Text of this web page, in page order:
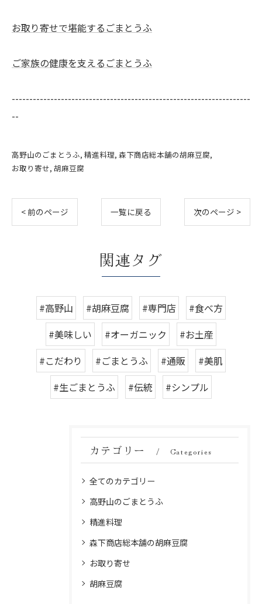
お取り寄せで堪能するごまとうふ
ご家族の健康を支えるごまとうふ
--------------------------------------------------------------------
--
高野山のごまとうふ 精進料理 森下商店総本舗の胡麻豆腐
お取り寄せ 胡麻豆腐
< 前のページ 一覧に戻る 次のページ >
関連タグ
#高野山 #胡麻豆腐 #専門店
#食べ方
#美味しい
#オーガニック
#お土産
#こだわり
#ごまとうふ #通販
#美肌
#生ごまとうふ
#伝統 #シンプル
カテゴリー Categories
全てのカテゴリー
高野山のごまとうふ
精進料理
森下商店総本舗の胡麻豆腐
お取り寄せ
胡麻豆腐